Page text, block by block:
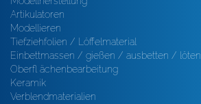
Artikulatoren
Modellieren
Tiefziehfolien / Löffelmaterial
Einbettmassen / gießen / ausbetten / löten
Oberfl ächenbearbeitung
Keramik
Verblendmaterialien